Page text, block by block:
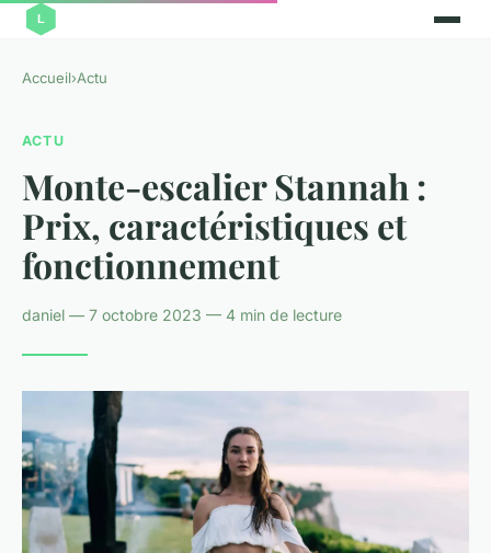
Accueil›Actu
ACTU
Monte-escalier Stannah :
Prix, caractéristiques et
fonctionnement
daniel — 7 octobre 2023 — 4 min de lecture